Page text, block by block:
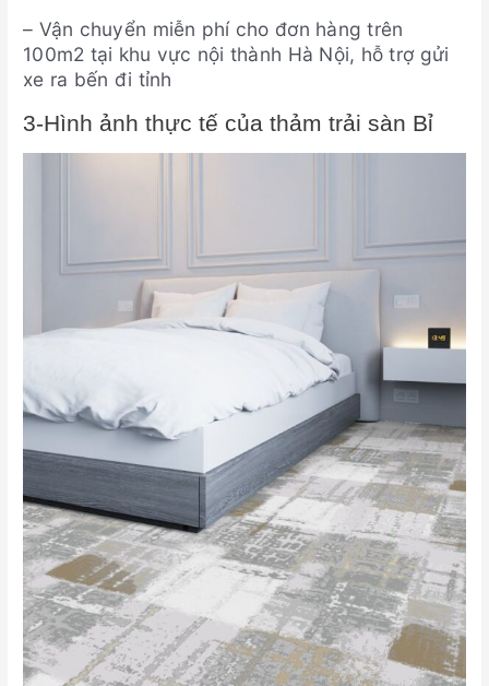
– Vận chuyển miễn phí cho đơn hàng trên
100m2 tại khu vực nội thành Hà Nội, hỗ trợ gửi
xe ra bến đi tỉnh
3-Hình ảnh thực tế của thảm trải sàn Bỉ